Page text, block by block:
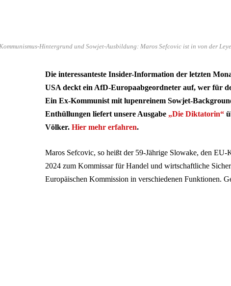
Hintergrund und Sowjet-Ausbildung: Maros Sefcovic ist in von der
Die interessanteste Insider-Information der letzten
USA deckt ein AfD-Europaabgeordneter auf, wer für
Ein Ex-Kommunist mit lupenreinem Sowjet-
Enthüllungen liefert unsere Ausgabe „Die Diktatorin“
Völker. Hier mehr erfahren.
Maros Sefcovic, so heißt der 59-Jährige Slowake, den
2024 zum Kommissar für Handel und wirtschaftliche
Europäischen Kommission in verschiedenen Funktionen.